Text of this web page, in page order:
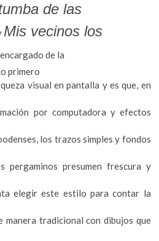
de las
Mis vecinos los
de la
primero
visual en pantalla y es que, en
por computadora y efectos
los trazos simples y fondos
pergaminos presumen frescura y
elegir este estilo para contar la
manera tradicional con dibujos que